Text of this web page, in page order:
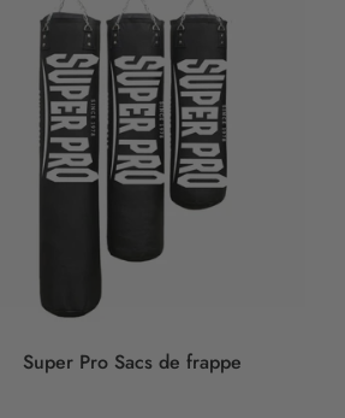
Super Pro Sacs de frappe